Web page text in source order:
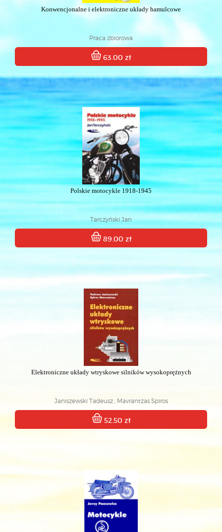
Konwencjonalne i elektroniczne układy hamulcowe
Praca zbiorowa
63.00 zł
Polskie motocykle 1918-1945
Tarczyński Jan
89.00 zł
Elektroniczne układy wtryskowe silników wysokoprężnych
Janiszewski Tadeusz , Mavrantzas Spiros
52.50 zł